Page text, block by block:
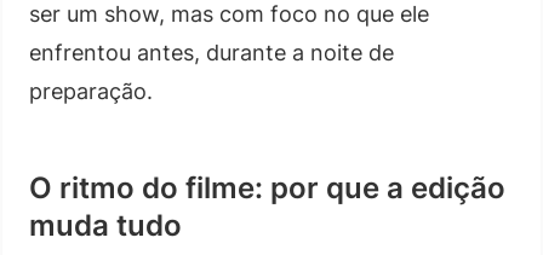
ser um show, mas com foco no que ele
enfrentou antes, durante a noite de
preparação.
O ritmo do filme: por que a edição
muda tudo